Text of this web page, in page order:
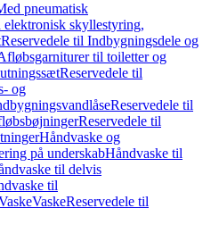
pneumatisk
elektronisk skyllestyring,
Reservedele til Indbygningsdele og
til toiletter og
Reservedele til
og
Reservedele til
Reservedele til
Håndvaske og
på underskabHåndvaske til
til delvis
til
VaskeReservedele til